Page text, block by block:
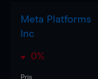
Meta Platforms
Inc
0%
Pris